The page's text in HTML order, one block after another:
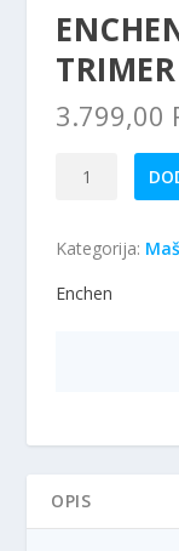
3.799,00
ENCHEN
Crni-
Set
Kategorija:
Enchen
OPIS